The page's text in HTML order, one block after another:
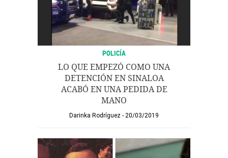
POLICÍA
LO QUE EMPEZÓ COMO UNA
DETENCIÓN EN SINALOA
ACABÓ EN UNA PEDIDA DE
MANO
Darinka Rodríguez 20/03/2019